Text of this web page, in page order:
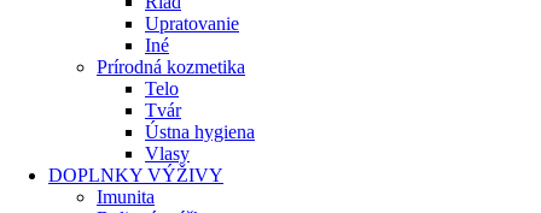
Upratovanie
Iné
Prírodná kozmetika
Telo
Tvár
Ústna hygiena
Vlasy
DOPLNKY VÝŽIVY
Imunita